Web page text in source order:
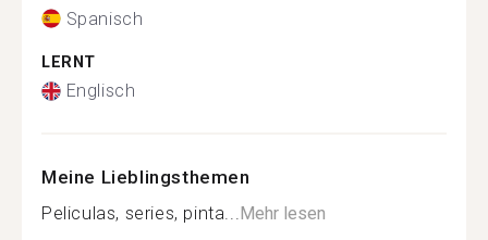
Spanisch
LERNT
Englisch
Meine Lieblingsthemen
Peliculas, series, pinta...Mehr lesen